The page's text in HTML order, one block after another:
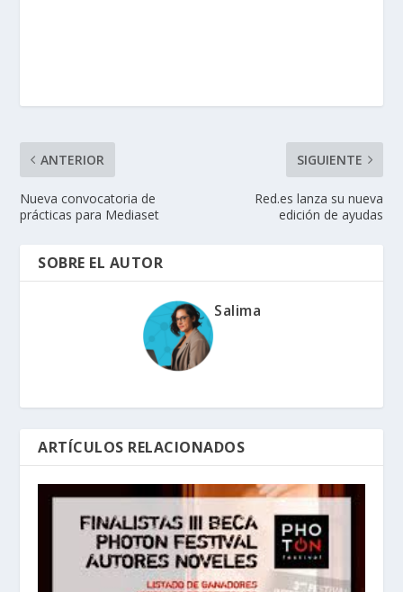
ANTERIOR
Nueva convocatoria de
prácticas para Mediaset
SIGUIENTE
Red.es lanza su nueva
edición de ayudas
SOBRE EL AUTOR
Salima
ARTÍCULOS RELACIONADOS